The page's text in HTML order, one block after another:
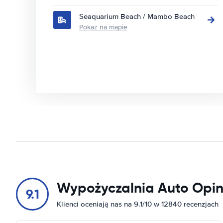
Seaquarium Beach / Mambo Beach
Pokaż na mapie
9.1 Wypożyczalnia Auto
Klienci oceniają nas na 9.1/10 w 12840 recenzjach